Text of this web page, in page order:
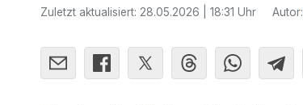
Zuletzt aktualisiert: 28.05.2026 | 18:31 Uhr Autor: